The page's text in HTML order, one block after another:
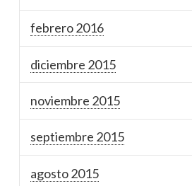
febrero 2016
diciembre 2015
noviembre 2015
septiembre 2015
agosto 2015